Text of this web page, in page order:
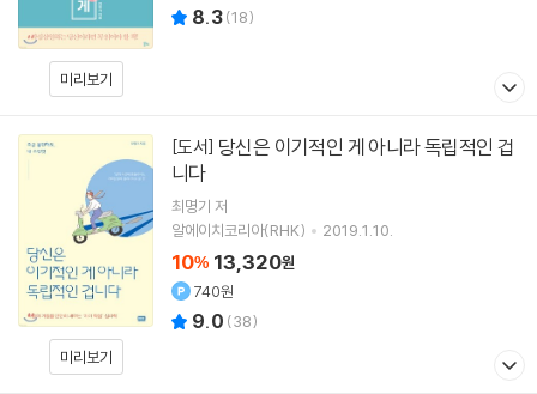
미리보기
8.3(18)
미리보기
[도서]
니다
최명기 저
알에이치코리아(RHK)
2019.1.10.
10% 13,320원
740원
9.0 (38)